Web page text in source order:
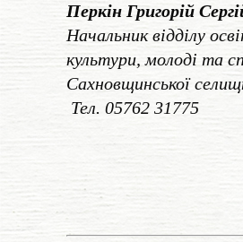
Перкін Григорій
Начальник відділу
культури, молоді та
Сахновщинської
Тел. 05762 31775